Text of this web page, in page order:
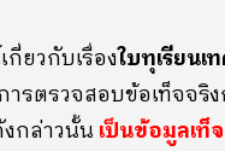
ยวกับเรื่องใบทุเรียนเ
รตรวจสอบข้อเท็จจริ
กล่าวนั้น เป็นข้อมูลเท็จ